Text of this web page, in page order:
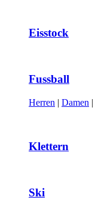
Eisstock
Fussball
Herren | Damen |
Klettern
Ski